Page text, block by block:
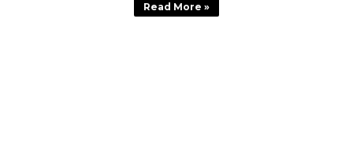
Read More »